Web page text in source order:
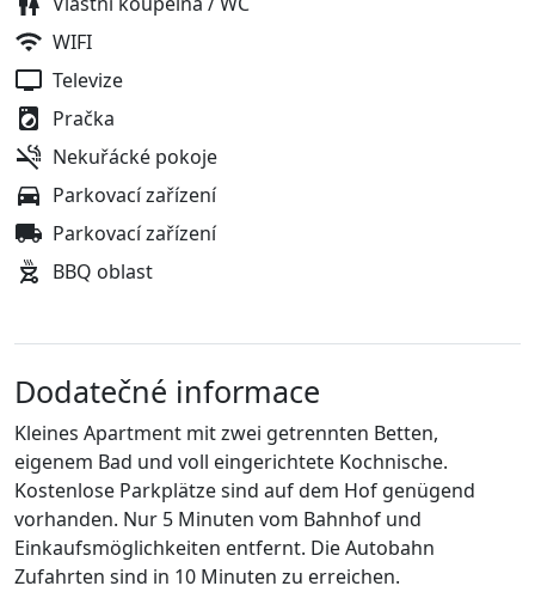
WIFI
Televize
Pračka
Nekuřácké pokoje
Parkovací zařízení
Parkovací zařízení
BBQ oblast
Dodatečné informace
Kleines Apartment mit zwei getrennten Betten,
eigenem Bad und voll eingerichtete Kochnische.
Kostenlose Parkplätze sind auf dem Hof genügend
vorhanden. Nur 5 Minuten vom Bahnhof und
Einkaufsmöglichkeiten entfernt. Die Autobahn
Zufahrten sind in 10 Minuten zu erreichen.